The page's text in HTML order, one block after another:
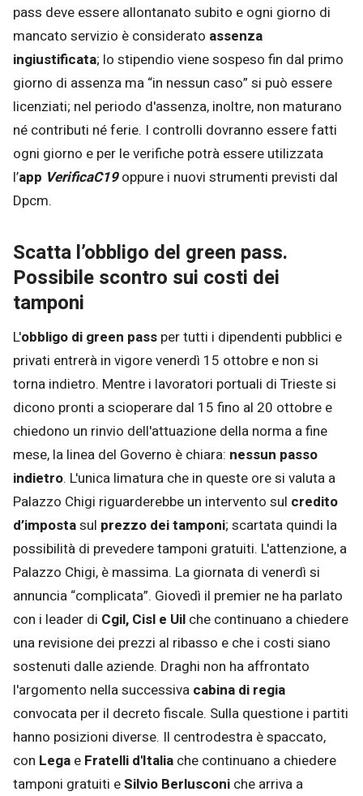
pass deve essere allontanato subito e ogni giorno di
mancato servizio è considerato assenza
ingiustificata; lo stipendio viene sospeso fin dal primo
giorno di assenza ma “in nessun caso” si può essere
licenziati; nel periodo d'assenza, inoltre, non maturano
né contributi né ferie. I controlli dovranno essere fatti
ogni giorno e per le verifiche potrà essere utilizzata
l’app VerificaC19oppure i nuovi strumenti previsti dal
Dpcm.
Scatta l’obbligo del green pass.
Possibile scontro sui costi dei
tamponi
L'obbligo di green pass per tutti i dipendenti pubblici e
privati entrerà in vigore venerdì 15 ottobre e non si
torna indietro. Mentre i lavoratori portuali di Trieste si
dicono pronti a scioperare dal 15 fino al 20 ottobre e
chiedono un rinvio dell'attuazione della norma a fine
mese, la linea del Governo è chiara: nessun passo
indietro. L'unica limatura che in queste ore si valuta a
Palazzo Chigi riguarderebbe un intervento sul credito
d’impostasul prezzo dei tamponi; scartata quindi la
possibilità di prevedere tamponi gratuiti. L'attenzione, a
Palazzo Chigi, è massima. La giornata di venerdì si
annuncia “complicata”. Giovedì il premier ne ha parlato
con i leader di Cgil, Cisl e Uil che continuano a chiedere
una revisione dei prezzi al ribasso e che i costi siano
sostenuti dalle aziende. Draghi non ha affrontato
l'argomento nella successiva cabina di regia
convocata per il decreto fiscale. Sulla questione i partiti
hanno posizioni diverse. Il centrodestra è spaccato,
con Lega e Fratelli d'Italia che continuano a chiedere
tamponi gratuiti eSilvio Berlusconi che arriva a